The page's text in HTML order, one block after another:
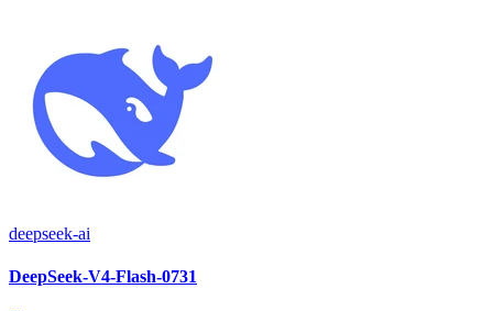
deepseek-ai
DeepSeek-V4-Flash-0731